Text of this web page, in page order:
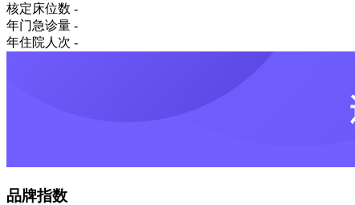
核定床位数 -
年门急诊量 -
年住院人次 -
品牌指数